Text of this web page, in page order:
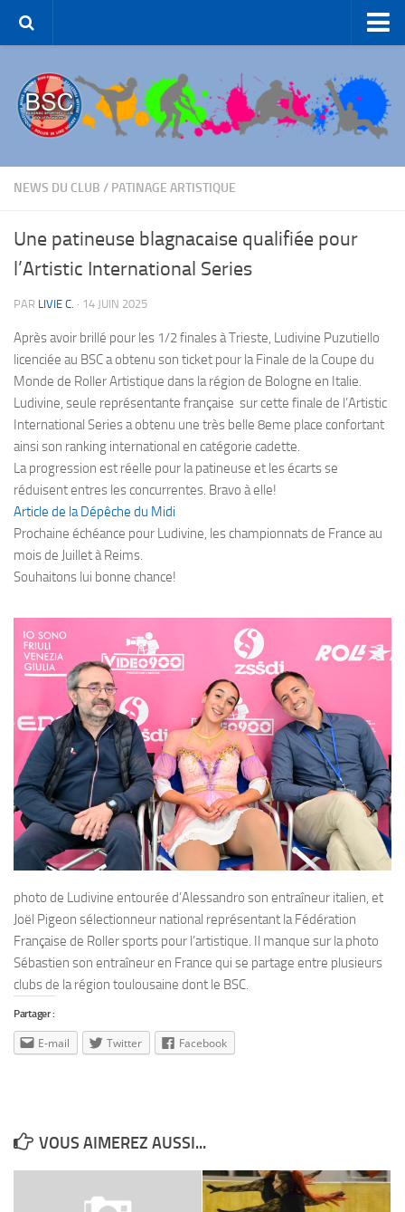
Le Club
Patinage Artistique
Roller-Hockey
Patinage de Loisirs
ROLLER-DANCE
Nous Contacter
Liens et partenaires
NEWS DU CLUB / PATINAGE ARTISTIQUE
Une patineuse blagnacaise qualifiée pour
l’Artistic International Series
PAR LIVIE C. · 14 JUIN 2025
Après avoir brillé pour les 1/2 finales à Trieste, Ludivine Puzutiello
licenciée au BSC a obtenu son ticket pour la Finale de la Coupe du
Monde de Roller Artistique dans la région de Bologne en Italie.
Ludivine, seule représentante française sur cette finale de l’Artistic
International Series a obtenu une très belle 8eme place confortant
ainsi son ranking international en catégorie cadette.
La progression est réelle pour la patineuse et les écarts se
réduisent entres les concurrentes. Bravo à elle!
Article de la Dépêche du Midi
Prochaine échéance pour Ludivine, les championnats de France au
mois de Juillet à Reims.
Souhaitons lui bonne chance!
photo de Ludivine entourée d’Alessandro son entraîneur italien, et
Joël Pigeon sélectionneur national représentant la Fédération
Française de Roller sports pour l’artistique. Il manque sur la photo
Sébastien son entraîneur en France qui se partage entre plusieurs
clubs de la région toulousaine dont le BSC.
Partager :
E-mail Twitter Facebook
VOUS AIMEREZ AUSSI...